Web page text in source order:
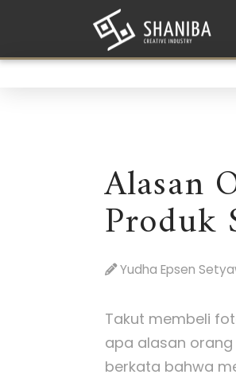
Alasan
Produk
Yudha Epsen
Takut membeli
apa alasan
berkata bahwa